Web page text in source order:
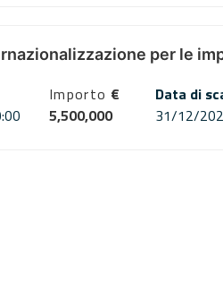
per le
Importo €
5,500,000
Data di
31/12/